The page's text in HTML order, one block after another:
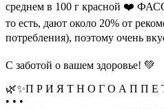
среднем в 100 г красной ❤️
то есть, дают около 20% от
потребления), поэтому очень
С заботой о вашем здоровье! 💚
🌿✨П Р И Я Т Н О Г О А П П Е
• • •